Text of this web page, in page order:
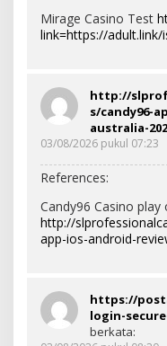
Mirage Casino Test
link=https://adult.link/
http://
s/candy96-
australia-
03/08/2026 pukul 07:23
References:
Candy96 Casino play
http://
app-ios-android-
https://
login-
berkata: